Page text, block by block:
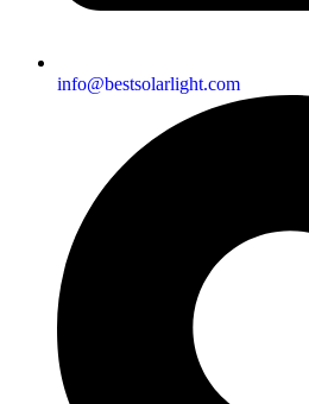
info@bestsolarlight.com